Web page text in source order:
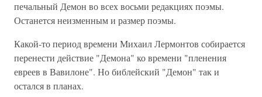
печальный Демон во всех восьми редакциях поэмы.
Останется неизменным и размер поэмы.
Какой-то период времени Михаил Лермонтов собирается
перенести действие "Демона" ко времени "пленения
евреев в Вавилоне". Но библейский "Демон" так и
остался в планах.